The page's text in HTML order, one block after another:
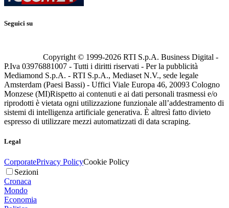
Seguici su
Copyright © 1999-2026 RTI S.p.A. Business Digital -
P.Iva 03976881007 - Tutti i diritti riservati - Per la pubblicità
Mediamond S.p.A. - RTI S.p.A., Mediaset N.V., sede legale
Amsterdam (Paesi Bassi) - Uffici Viale Europa 46, 20093 Cologno
Monzese (MI)Rispetto ai contenuti e ai dati personali trasmessi e/o
riprodotti è vietata ogni utilizzazione funzionale all’addestramento di
sistemi di intelligenza artificiale generativa. È altresì fatto divieto
espresso di utilizzare mezzi automatizzati di data scraping.
Legal
CorporatePrivacy PolicyCookie Policy
Sezioni
Cronaca
Mondo
Economia